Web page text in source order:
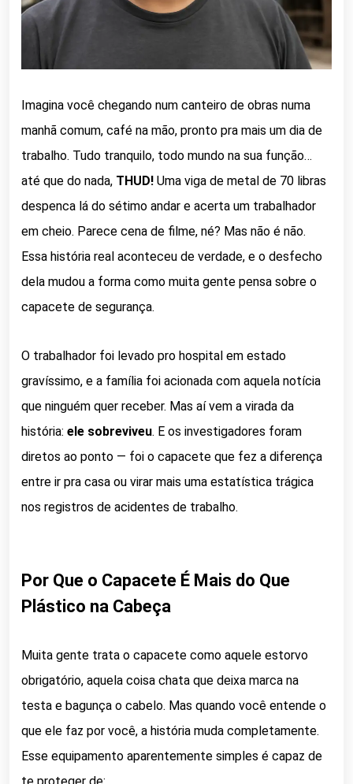
Imagina você chegando num canteiro de obras numa
manhã comum, café na mão, pronto pra mais um dia de
trabalho. Tudo tranquilo, todo mundo na sua função…
até que do nada, THUD! Uma viga de metal de 70 libras
despenca lá do sétimo andar e acerta um trabalhador
em cheio. Parece cena de filme, né? Mas não é não.
Essa história real aconteceu de verdade, e o desfecho
dela mudou a forma como muita gente pensa sobre o
capacete de segurança.
O trabalhador foi levado pro hospital em estado
gravíssimo, e a família foi acionada com aquela notícia
que ninguém quer receber. Mas aí vem a virada da
história: ele sobreviveu. E os investigadores foram
diretos ao ponto — foi o capacete que fez a diferença
entre ir pra casa ou virar mais uma estatística trágica
nos registros de acidentes de trabalho.
Por Que o Capacete É Mais do Que
Plástico na Cabeça
Muita gente trata o capacete como aquele estorvo
obrigatório, aquela coisa chata que deixa marca na
testa e bagunça o cabelo. Mas quando você entende o
que ele faz por você, a história muda completamente.
Esse equipamento aparentemente simples é capaz de
te proteger de: